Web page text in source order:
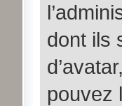
dont ils
pouvez